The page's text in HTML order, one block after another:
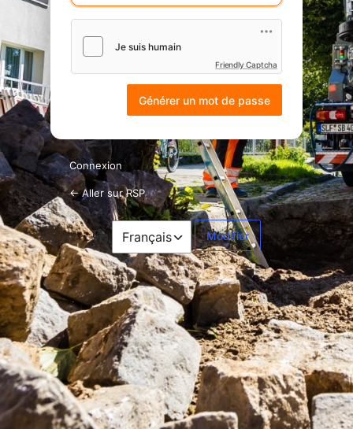
Friendly Captcha
Connexion
← Aller sur RSP
Langue